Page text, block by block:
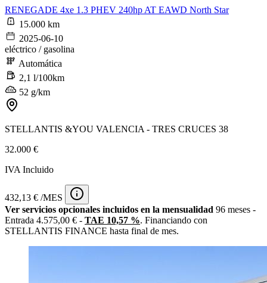
RENEGADE 4xe 1.3 PHEV 240hp AT EAWD North Star
15.000 km
2025-06-10
eléctrico / gasolina
Automática
2,1 l/100km
52 g/km
STELLANTIS &YOU VALENCIA - TRES CRUCES 38
32.000 €
IVA Incluido
432,13 € /MES
Ver servicios opcionales incluidos en la mensualidad 96 meses -
Entrada 4.575,00 € - TAE 10,57 %. Financiando con
STELLANTIS FINANCE hasta final de mes.